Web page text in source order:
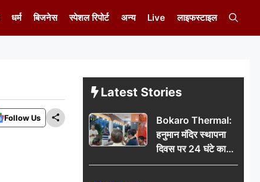
धर्म बिजनेस स्पेशल रिपोर्ट अन्य Live लाइफस्टाइल
Follow Us
Latest Stories
Bokaro Thermal:
हनुमान मंदिर स्थापना
दिवस पर 24 घंटे का
अखंड हरि कीर्तन,